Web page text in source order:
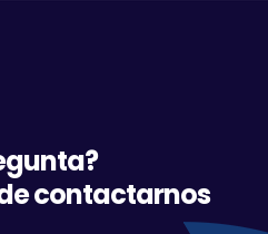
contactarnos